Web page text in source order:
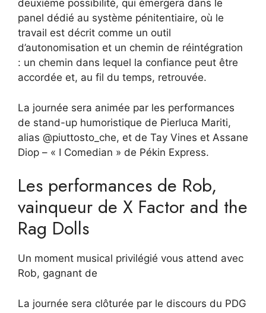
deuxième possibilité, qui émergera dans le
panel dédié au système pénitentiaire, où le
travail est décrit comme un outil
d’autonomisation et un chemin de réintégration
: un chemin dans lequel la confiance peut être
accordée et, au fil du temps, retrouvée.
La journée sera animée par les performances
de stand-up humoristique de Pierluca Mariti,
alias @piuttosto_che, et de Tay Vines et Assane
Diop – « I Comedian » de Pékin Express.
Les performances de Rob,
vainqueur de X Factor and the
Rag Dolls
Un moment musical privilégié vous attend avec
Rob, gagnant de
La journée sera clôturée par le discours du PDG